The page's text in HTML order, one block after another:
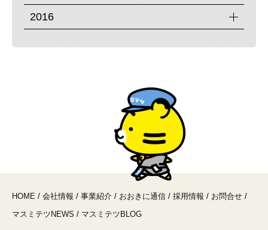
2016
HOME / 会社情報 / 事業紹介 / おおきに通信 / 採用情報 / お問合せ /
マスミテツNEWS / マスミテツBLOG